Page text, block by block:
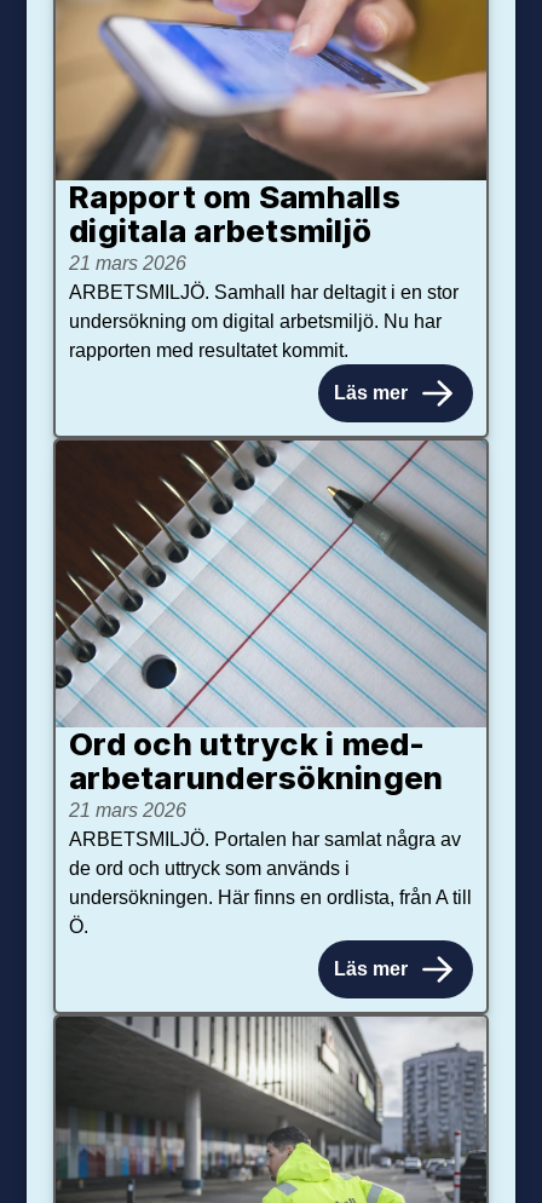
Rapport om Samhalls
digitala arbetsmiljö
21 mars 2026
ARBETSMILJÖ. Samhall har deltagit i en stor
undersökning om digital arbetsmiljö. Nu har
rapporten med resultatet kommit.
Läs mer
Ord och uttryck i med­­
arbetar­­under­sökningen
21 mars 2026
ARBETSMILJÖ. Portalen har samlat några av
de ord och uttryck som används i
undersökningen. Här finns en ordlista, från A till
Ö.
Läs mer